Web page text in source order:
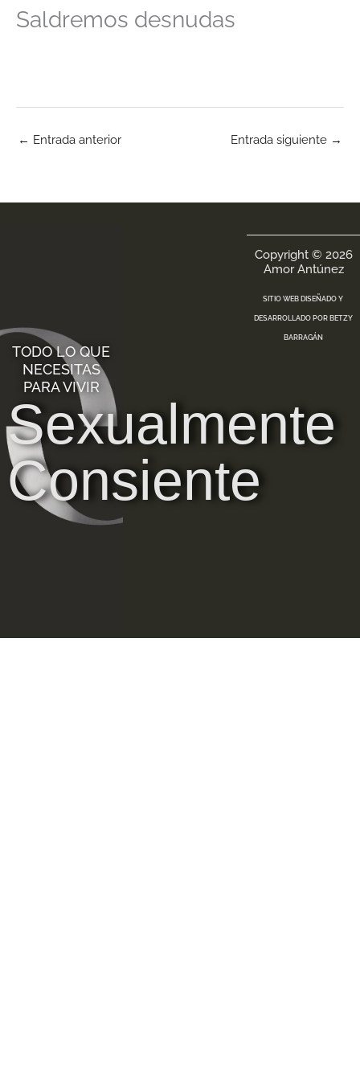
Saldremos desnudas
← Entrada anterior Entrada siguiente →
TODO LO QUE
NECESITAS
PARA VIVIR
Sexualmente
Consiente
Copyright © 2026
Amor Antúnez
SITIO WEB DISEÑADO Y
DESARROLLADO POR BETZY
BARRAGÁN